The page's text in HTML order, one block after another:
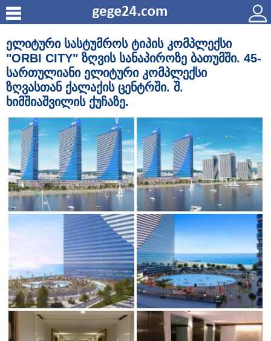
ელიტური სასტუმროს ტიპის კომპლექსი
"ORBI CITY" ზღვის სანაპიროზე ბათუმში. 45-
სართულიანი ელიტური კომპლექსი
ზღვასთან ქალაქის ცენტრში. შ.
ხიმშიაშვილის ქუჩაზე.